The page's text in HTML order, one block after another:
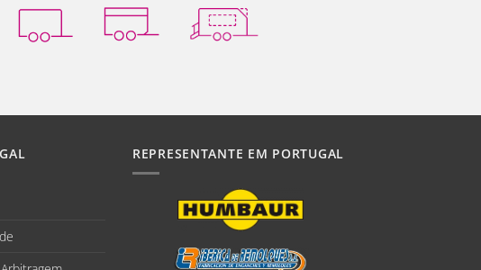
REPRESENTANTE EM PORTUGAL